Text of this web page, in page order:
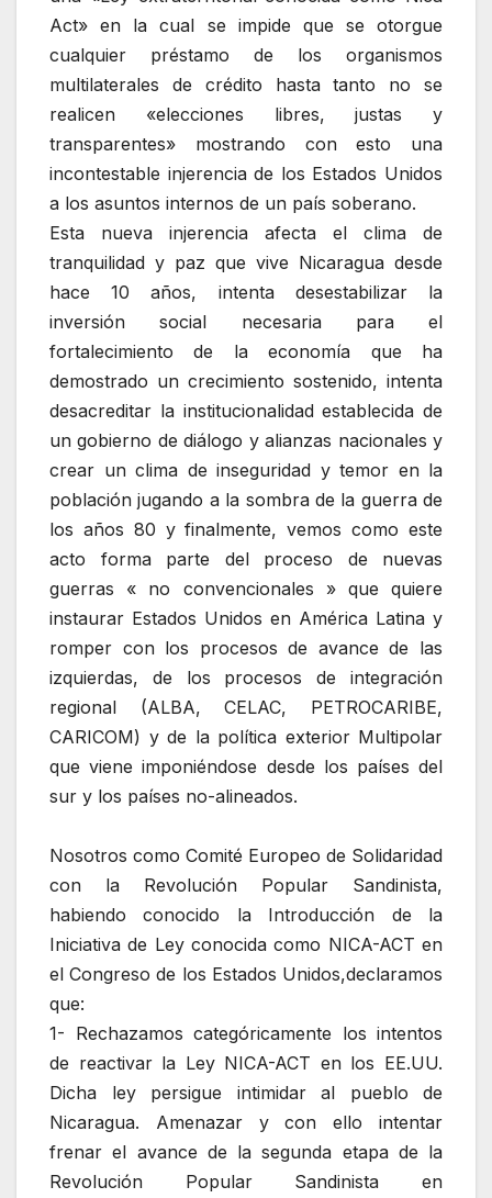
Act» en la cual se impide que se otorgue
cualquier préstamo de los organismos
multilaterales de crédito hasta tanto no se
realicen «elecciones libres, justas y
transparentes» mostrando con esto una
incontestable injerencia de los Estados Unidos
a los asuntos internos de un país soberano.
Esta nueva injerencia afecta el clima de
tranquilidad y paz que vive Nicaragua desde
hace 10 años, intenta desestabilizar la
inversión social necesaria para el
fortalecimiento de la economía que ha
demostrado un crecimiento sostenido, intenta
desacreditar la institucionalidad establecida de
un gobierno de diálogo y alianzas nacionales y
crear un clima de inseguridad y temor en la
población jugando a la sombra de la guerra de
los años 80 y finalmente, vemos como este
acto forma parte del proceso de nuevas
guerras « no convencionales » que quiere
instaurar Estados Unidos en América Latina y
romper con los procesos de avance de las
izquierdas, de los procesos de integración
regional (ALBA, CELAC, PETROCARIBE,
CARICOM) y de la política exterior Multipolar
que viene imponiéndose desde los países del
sur y los países no-alineados.
Nosotros como Comité Europeo de Solidaridad
con la Revolución Popular Sandinista,
habiendo conocido la Introducción de la
Iniciativa de Ley conocida como NICA-ACT en
el Congreso de los Estados Unidos,declaramos
que:
1- Rechazamos categóricamente los intentos
de reactivar la Ley NICA-ACT en los EE.UU.
Dicha ley persigue intimidar al pueblo de
Nicaragua. Amenazar y con ello intentar
frenar el avance de la segunda etapa de la
Revolución Popular Sandinista en